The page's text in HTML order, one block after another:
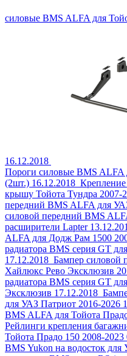
силовые BMS ALFA для
16.12.2018
Пороги силовые BMS ALFA
(2шт.) 16.12.2018 Крепление
крышу Тойота Тундра 2007-
передний BMS ALFA для
силовой передний BMS
расширители Lapter
ALFA для Додж Рам 1500
радиатора BMS серия GT
17.12.2018 Бампер силовой
Хайлюкс Рево Эксклюзив
радиатора BMS серия GT
Эксклюзив 17.12.2018
для УАЗ Патриот 2016-2026
BMS ALFA для Тойота
Рейлинги крепления
Тойота Прадо 150 2008-2023
BMS Yukon на водосток для